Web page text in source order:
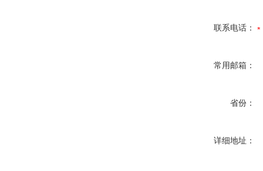
联系电话：
常用邮箱：
省份：
详细地址：